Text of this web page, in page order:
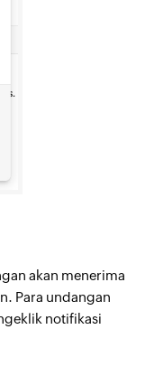
akan menerima
Para undangan
notifikasi